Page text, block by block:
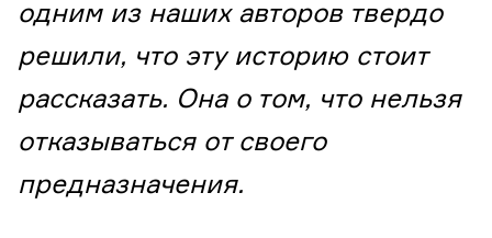
одним из наших авторов твердо
решили, что эту историю стоит
рассказать. Она о том, что нельзя
отказываться от своего
предназначения.